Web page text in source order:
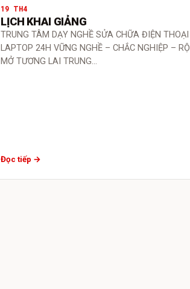
19 TH4
LỊCH KHAI GIẢNG
TRUNG TÂM DẠY NGHỀ SỬA CHỮA ĐIỆN
LAPTOP 24H VỮNG NGHỀ – CHẮC NGHIỆP –
MỞ TƯƠNG LAI TRUNG…
Đọc tiếp →